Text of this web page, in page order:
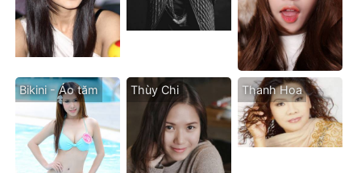
Bikini - Áo tăm Thùy Chi Thanh Hoa